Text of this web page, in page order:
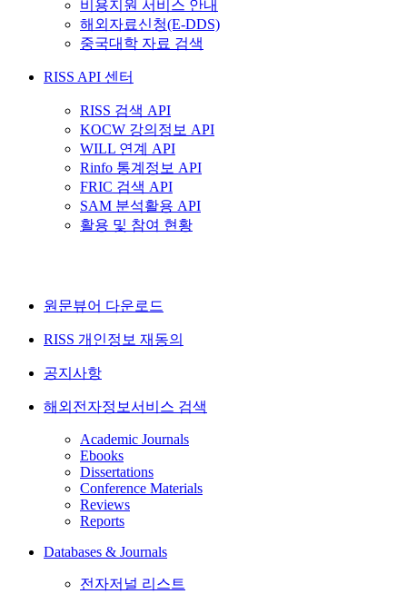
비용지원 서비스 안내
해외자료신청(E-DDS)
중국대학 자료 검색
RISS API 센터
RISS 검색 API
KOCW 강의정보 API
WILL 연계 API
Rinfo 통계정보 API
FRIC 검색 API
SAM 분석활용 API
활용 및 참여 현황
원문뷰어 다운로드
RISS 개인정보 재동의
공지사항
해외전자정보서비스 검색
Academic Journals
Ebooks
Dissertations
Conference Materials
Reviews
Reports
Databases & Journals
전자저널 리스트